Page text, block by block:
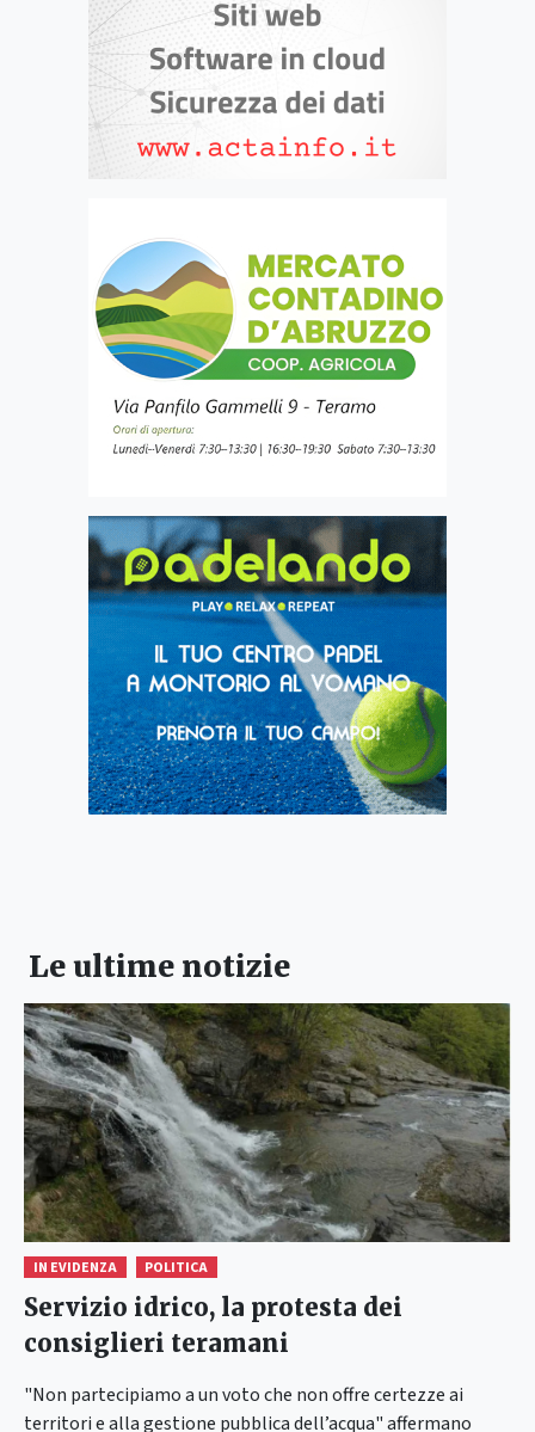
Le ultime notizie
IN EVIDENZA POLITICA
Servizio idrico, la protesta dei
consiglieri teramani
"Non partecipiamo a un voto che non offre certezze ai
territori e alla gestione pubblica dell’acqua" affermano